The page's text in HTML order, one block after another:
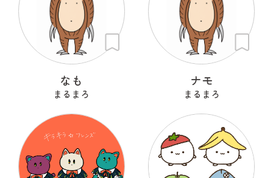
なも
まるまろ
ナモ
まるまろ